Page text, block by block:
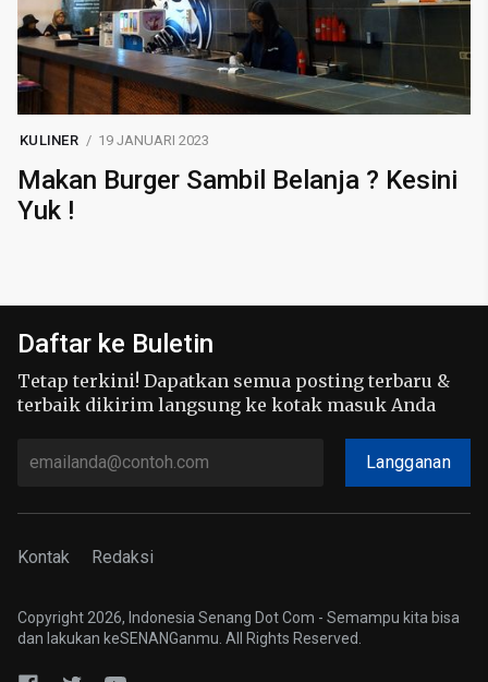
KULINER 19 JANUARI 2023
Makan Burger Sambil Belanja ? Kesini
Yuk !
Daftar ke Buletin
Tetap terkini! Dapatkan semua posting terbaru &
terbaik dikirim langsung ke kotak masuk Anda
Langganan
Kontak Redaksi
Copyright 2026, Indonesia Senang Dot Com - Semampu kita bisa
dan lakukan keSENANGanmu. All Rights Reserved.